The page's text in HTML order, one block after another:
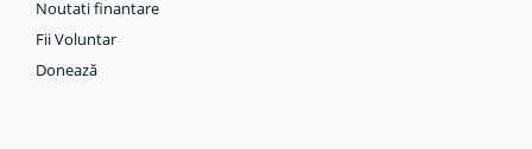
Noutati finantare
Fii Voluntar
Donează